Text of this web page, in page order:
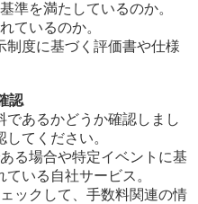
準を満たしているのか。
ているのか。
制度に基づく評価書や仕様
認
であるかどうか確認しまし
てください。
る場合や特定イベントに基
いる自社サービス。
ックして、手数料関連の情